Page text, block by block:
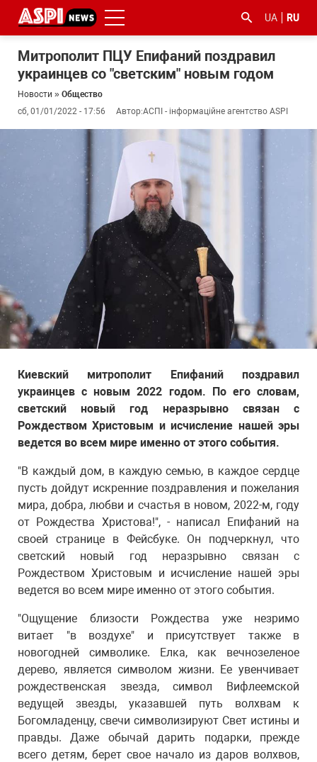
UA RU
Митрополит ПЦУ Епифаний поздравил
украинцев со "светским" новым годом
Новости » Общество
сб, 01/01/2022 - 17:56
Автор:АСПІ - інформаційне агентство ASPI
Киевский митрополит Епифаний поздравил
украинцев с новым 2022 годом. По его словам,
светский новый год неразрывно связан с
Рождеством Христовым и исчисление нашей эры
ведется во всем мире именно от этого события.
"В каждый дом, в каждую семью, в каждое сердце
пусть дойдут искренние поздравления и пожелания
мира, добра, любви и счастья в новом, 2022-м, году
от Рождества Христова!", - написал Епифаний на
своей странице в Фейсбуке. Он подчеркнул, что
светский новый год неразрывно связан с
Рождеством Христовым и исчисление нашей эры
ведется во всем мире именно от этого события.
"Ощущение близости Рождества уже незримо
витает "в воздухе" и присутствует также в
новогодней символике. Елка, как вечнозеленое
дерево, является символом жизни. Ее увенчивает
рождественская звезда, символ Вифлеемской
ведущей звезды, указавшей путь волхвам к
Богомладенцу, свечи символизируют Свет истины и
правды. Даже обычай дарить подарки, прежде
всего детям, берет свое начало из даров волхвов,
#ООС
#боротьба
корупцією
#гфс #Киев